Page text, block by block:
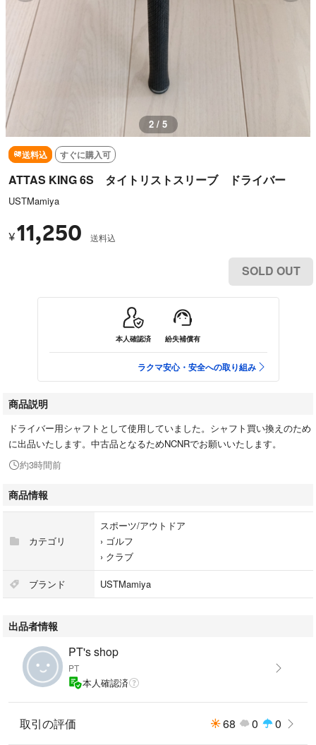
2 / 5
送料込 すぐに購入可
ATTAS KING 6S タイトリストスリーブ ドライバー
USTMamiya
¥11,250 送料込
SOLD OUT
本人確認済 紛失補償有
ラクマ安心・安全への取り組み
商品説明
ドライバー用シャフトとして使用していました。シャフト買い換えのため
に出品いたします。中古品となるためNCNRでお願いいたします。
約3時間前
商品情報
カテゴリ
スポーツ/アウトドア
› ゴルフ
› クラブ
ブランド USTMamiya
出品者情報
PT's shop
PT
本人確認済
取引の評価 68 0 0